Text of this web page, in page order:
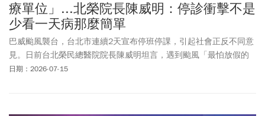
療單位」...北榮院長陳威明：停診衝擊不是
少看一天病那麼簡單
巴威颱風襲台，台北市連續2天宣布停班停課，引起社會正反不同意
見。日前台北榮民總醫院院長陳威明坦言，遇到颱風「最怕放假的
是醫療單位」，因為颱風假對醫療院所造成極大的困難，相關言論
日期：2026-07-15